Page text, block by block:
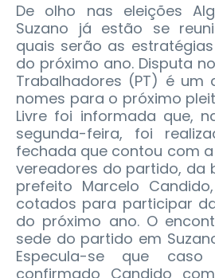
De olho nas eleições
Suzano já estão se
quais serão as
do próximo ano. Disputa
Trabalhadores (PT) é um
nomes para o próximo
Livre foi informada que,
segunda-feira, foi
fechada que contou com
vereadores do partido, da
prefeito Marcelo
cotados para participar
do próximo ano. O
sede do partido em
Especula-se que caso
confirmado Candido